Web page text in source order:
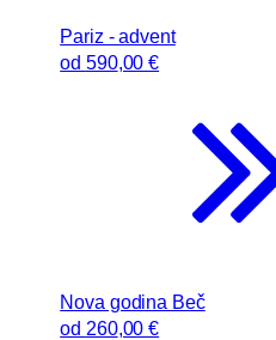
Pariz - advent
od 590,00 €
Nova godina Beč
od 260,00 €